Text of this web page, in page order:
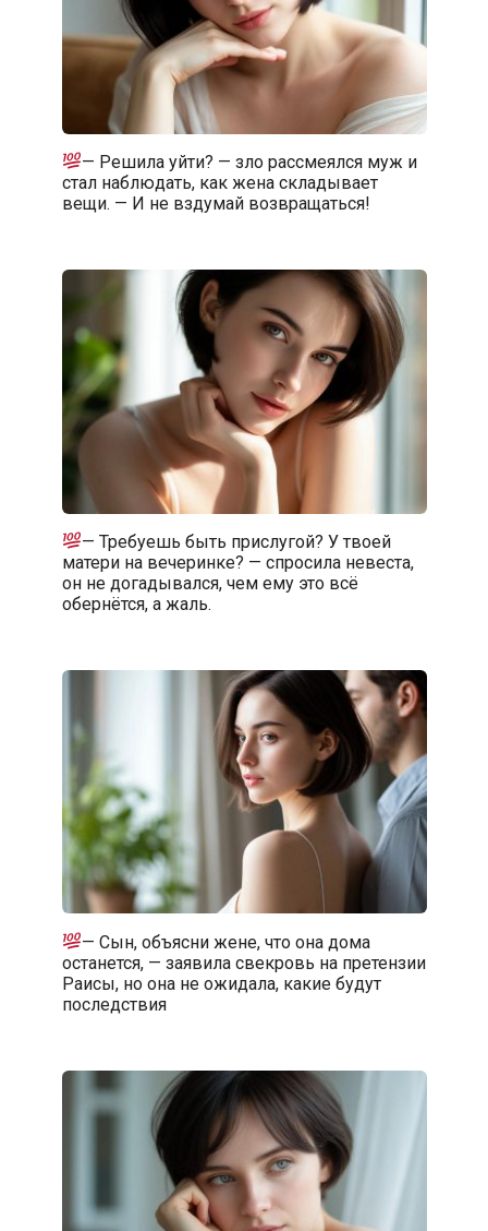
— Решила уйти? — зло рассмеялся муж и
стал наблюдать, как жена складывает
вещи. — И не вздумай возвращаться!
— Требуешь быть прислугой? У твоей
матери на вечеринке? — спросила невеста,
он не догадывался, чем ему это всё
обернётся, а жаль.
— Сын, объясни жене, что она дома
останется, — заявила свекровь на претензии
Раисы, но она не ожидала, какие будут
последствия